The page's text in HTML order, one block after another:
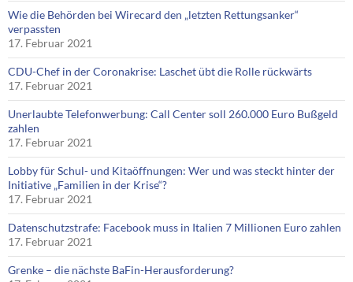
Wie die Behörden bei Wirecard den „letzten Rettungsanker“
verpassten
17. Februar 2021
CDU-Chef in der Coronakrise: Laschet übt die Rolle rückwärts
17. Februar 2021
Unerlaubte Telefonwerbung: Call Center soll 260.000 Euro Bußgeld
zahlen
17. Februar 2021
Lobby für Schul- und Kitaöffnungen: Wer und was steckt hinter der
Initiative „Familien in der Krise“?
17. Februar 2021
Datenschutzstrafe: Facebook muss in Italien 7 Millionen Euro zahlen
17. Februar 2021
Grenke – die nächste BaFin-Herausforderung?